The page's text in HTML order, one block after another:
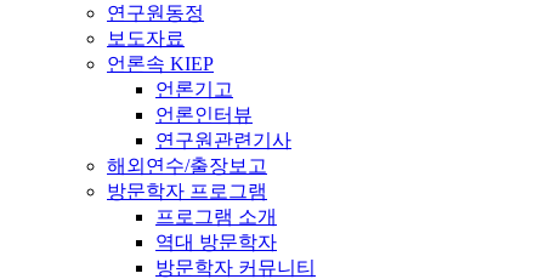
연구원동정
보도자료
언론속 KIEP
언론기고
언론인터뷰
연구원관련기사
해외연수/출장보고
방문학자 프로그램
프로그램 소개
역대 방문학자
방문학자 커뮤니티